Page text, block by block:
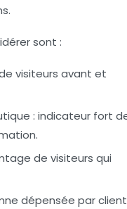
sont :
visiteurs avant et
: indicateur fort
de visiteurs qui
dépensée par